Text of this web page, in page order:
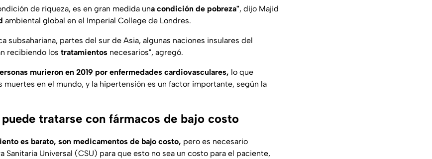
de riqueza, es en gran medida una condición de pobreza", dijo Majid
ambiental global en el Imperial College de Londres.
subsahariana, partes del sur de Asia, algunas naciones insulares del
recibiendo los tratamientos necesarios", agregó.
murieron en 2019 por enfermedades cardiovasculares, lo que
muertes en el mundo, y la hipertensión es un factor importante, según la
tratarse con fármacos de bajo costo
es barato, son medicamentos de bajo costo, pero es necesario
Sanitaria Universal (CSU) para que esto no sea un costo para el paciente,